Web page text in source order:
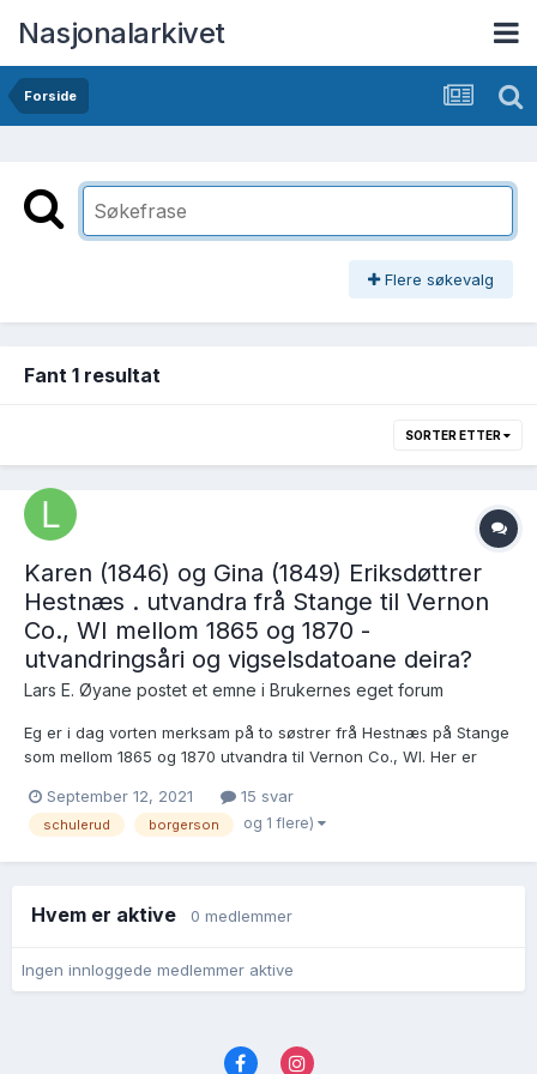
Nasjonalarkivet
Forside
Flere søkevalg
Fant 1 resultat
SORTER ETTER
Karen (1846) og Gina (1849) Eriksdøttrer
Hestnæs . utvandra frå Stange til Vernon
Co., WI mellom 1865 og 1870 -
utvandringsåri og vigselsdatoane deira?
Lars E. Øyane postet et emne i Brukernes eget forum
Eg er i dag vorten merksam på to søstrer frå Hestnæs på Stange
som mellom 1865 og 1870 utvandra til Vernon Co., WI. Her er
annan stad?) https://www.rhd.uit.no/folketellinger/ftliste.aspx?
ft=1865&knr=0417&kenr=0...
September 12, 2021 15 svar
schulerud borgerson og 1 flere)
Hvem er aktive 0 medlemmer
Ingen innloggede medlemmer aktive